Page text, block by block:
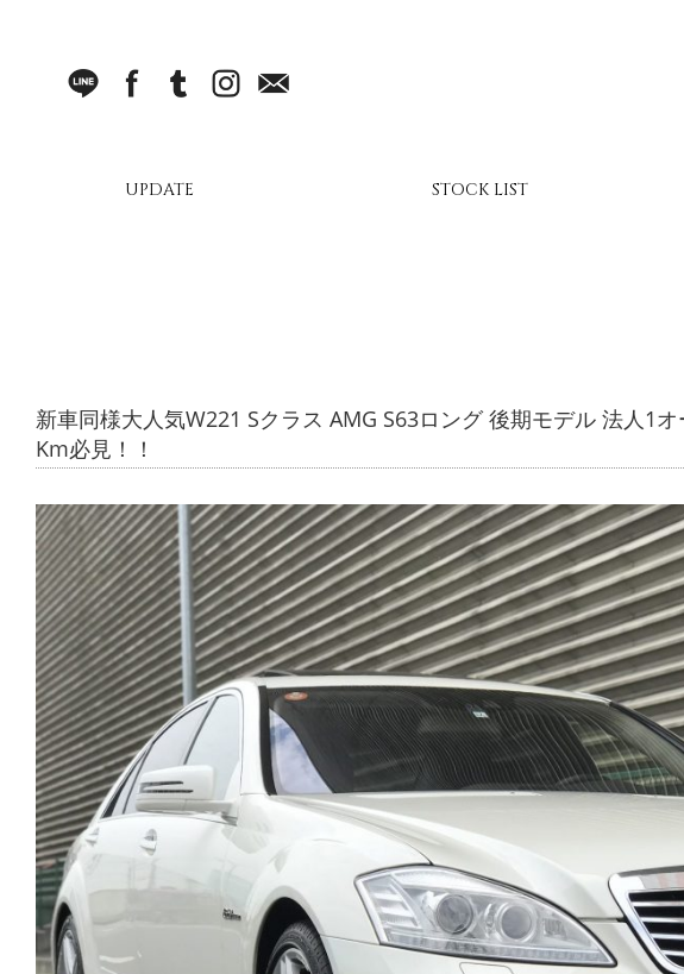
LINE facebookTumblr Instagram
UPDATE STOCK LIST
新車同様大人気W221 Sクラス AMG S63ロング 後期モデル 法人1
Km必見！！